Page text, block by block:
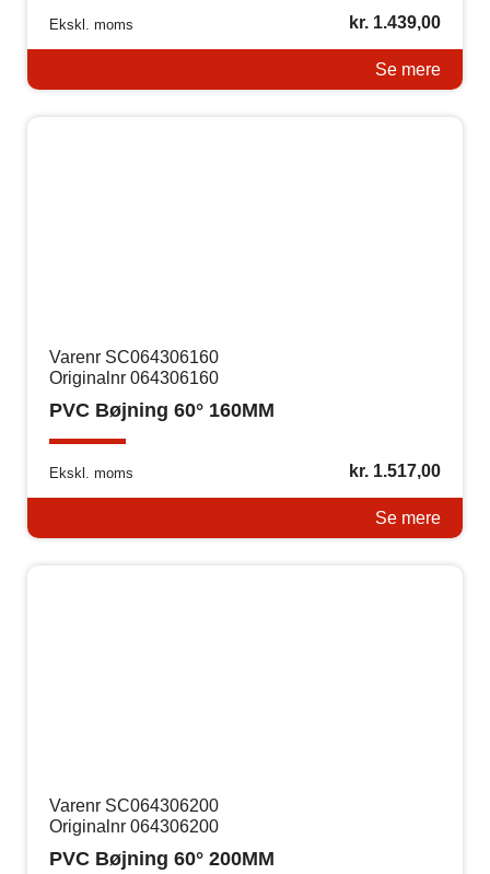
Ekskl. moms kr.1.439,00
Se mere
Varenr SC064306160
Originalnr 064306160
PVC Bøjning 60° 160MM
Ekskl. moms kr.1.517,00
Se mere
Varenr SC064306200
Originalnr 064306200
PVC Bøjning 60° 200MM